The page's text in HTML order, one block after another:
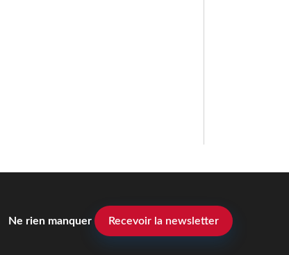
Ne rien manquer Recevoir la newsletter